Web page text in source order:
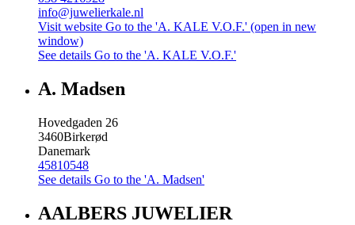
info@juwelierkale.nl
Visit website Go to the 'A. KALE V.O.F.' (open in new
window)
See details Go to the 'A. KALE V.O.F.'
A. Madsen
Hovedgaden 26
3460Birkerød
Danemark
45810548
See details Go to the 'A. Madsen'
AALBERS JUWELIER